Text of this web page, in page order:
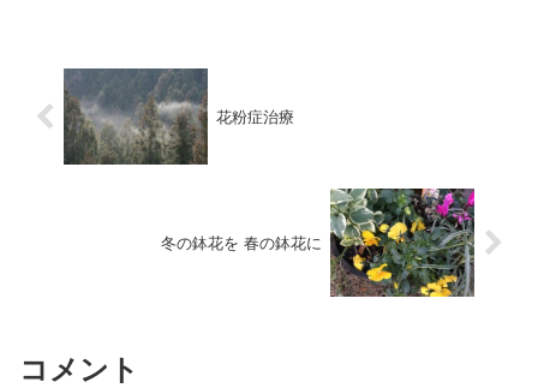
花粉症治療
冬の鉢花を 春の鉢花に
コメント